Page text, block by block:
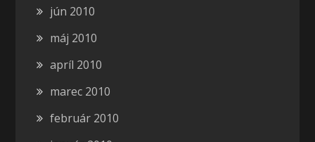
jún 2010
máj 2010
apríl 2010
marec 2010
február 2010